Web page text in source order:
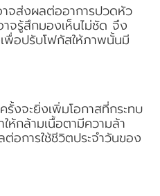
าจส่งผลต่ออาการปวดหัว
จรู้สึกมองเห็นไม่ชัด จึง
พื่อปรับโฟกัสให้ภาพนั้นมี
รั้งจะยิ่งเพิ่มโอกาสที่กระทบ
กล้ามเนื้อตามีความล้า
อการใช้ชีวิตประจำวันของ